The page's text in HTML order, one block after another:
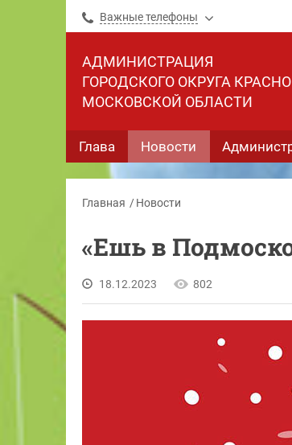
Важные телефоны
АДМИНИСТРАЦИЯ
ГОРОДСКОГО ОКРУГА
МОСКОВСКОЙ ОБЛАСТИ
Глава Новости
Главная Новости
«Ешь в
18.12.2023 802